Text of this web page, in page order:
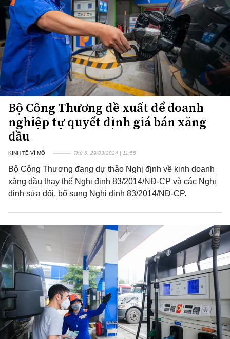
Bộ Công Thương đề xuất để doanh
nghiệp tự quyết định giá bán xăng
dầu
KINH TẾ VĨ MÔ Thứ 6, 29/03/2024 | 11:55
Bộ Công Thương đang dự thảo Nghị định về kinh doanh
xăng dầu thay thế Nghị định 83/2014/NĐ-CP và các Nghị
định sửa đổi, bổ sung Nghị định 83/2014/NĐ-CP.